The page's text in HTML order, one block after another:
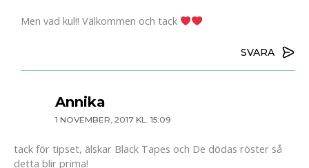
Men vad kul!! Välkommen och tack
SVARA
Annika
1 NOVEMBER, 2017 KL. 15:09
tack för tipset, älskar Black Tapes och De dödas röster så
detta blir prima!